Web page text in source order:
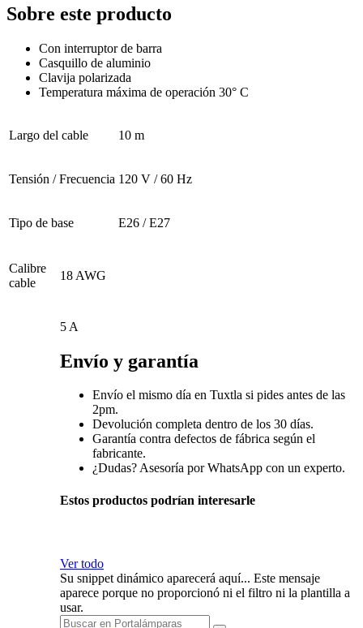
Sobre este producto
Con interruptor de barra
Casquillo de aluminio
Clavija polarizada
Temperatura máxima de operación 30° C
Largo del cable 10 m
Tensión / Frecuencia 120 V / 60 Hz
Tipo de base E26 / E27
Calibre
cable
18 AWG
5 A
Envío y garantía
Envío el mismo día en Tuxtla si pides antes de las
2pm.
Devolución completa dentro de los 30 días.
Garantía contra defectos de fábrica según el
fabricante.
¿Dudas? Asesoría por WhatsApp con un experto.
Estos productos podrían interesarle
Ver todo
Su snippet dinámico aparecerá aquí... Este mensaje
aparece porque no proporcionó ni el filtro ni la plantilla a
usar.